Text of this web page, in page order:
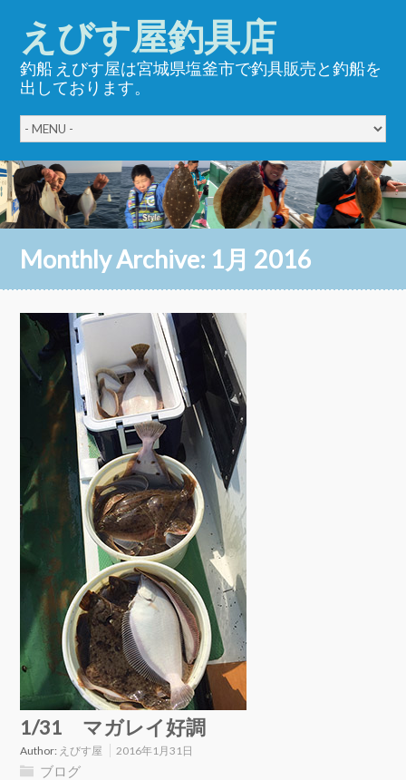
えびす屋釣具店
釣船 えびす屋は宮城県塩釜市で釣具販売と釣船を
出しております。
Monthly Archive: 1月 2016
1/31 マガレイ好調
Author: えびす屋 2016年1月31日
ブログ